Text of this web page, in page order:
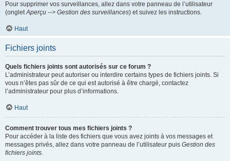
Pour supprimer vos surveillances, allez dans votre panneau de l’utilisateur
(ongletAperçu --> Gestion des surveillances) et suivez les instructions.
Haut
Fichiers joints
Quels fichiers joints sont autorisés sur ce forum ?
L’administrateur peut autoriser ou interdire certains types de fichiers joints. Si
vous n’êtes pas sûr de ce qui est autorisé à être chargé, contactez
l’administrateur pour plus d’informations.
Haut
Comment trouver tous mes fichiers joints ?
Pour accéder à la liste des fichiers que vous avez joints à vos messages et
messages privés, allez dans votre panneau de l’utilisateur puis Gestion des
fichiers joints.